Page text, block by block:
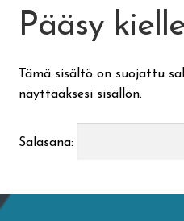
Suomen käsityön museo
Skeittihalli
Pääsy
Tämä sisältö on suojattu
näyttääksesi sisällön.
Salasana: